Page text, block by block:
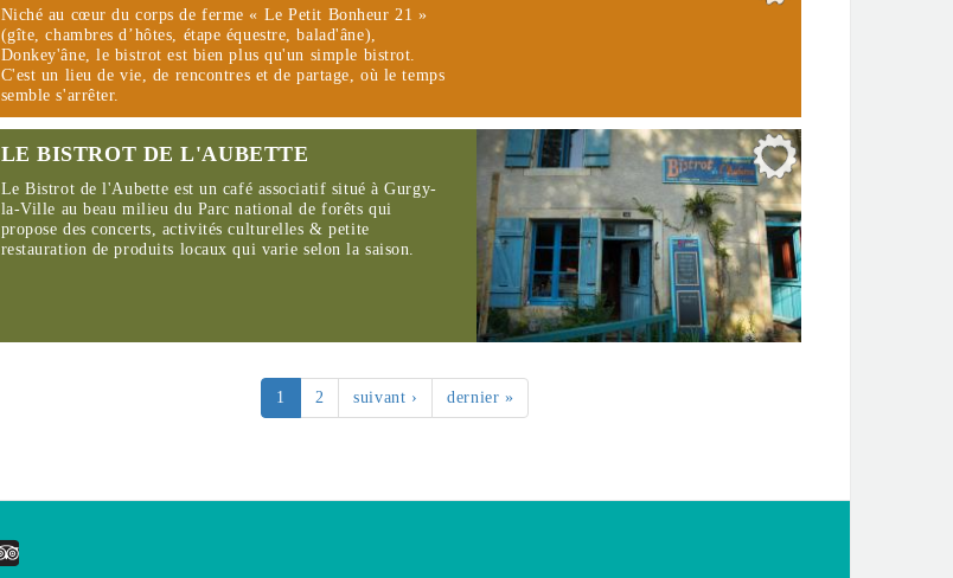
Niché au cœur du corps de ferme « Le Petit Bonheur 21 »
(gîte, chambres d’hôtes, étape équestre, balad'âne),
Donkey'âne, le bistrot est bien plus qu'un simple bistrot.
C'est un lieu de vie, de rencontres et de partage, où le temps
semble s'arrêter.
LE BISTROT DE L'AUBETTE
Le Bistrot de l'Aubette est un café associatif situé à Gurgy-
la-Ville au beau milieu du Parc national de forêts qui
propose des concerts, activités culturelles & petite
restauration de produits locaux qui varie selon la saison.
1 2 suivant › dernier »